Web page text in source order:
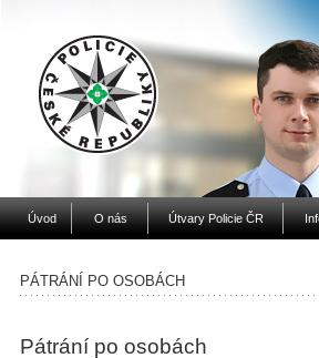
Úvod O nás Útvary Policie ČR
PÁTRÁNÍ PO OSOBÁCH
Pátrání po osobách